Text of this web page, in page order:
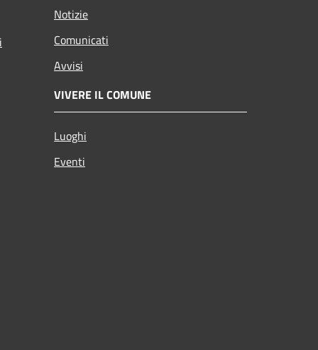
Notizie
Comunicati
Avvisi
VIVERE IL COMUNE
Luoghi
Eventi